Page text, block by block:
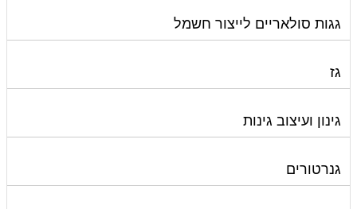
גגות סולאריים לייצור חשמל
גז
גינון ועיצוב גינות
גנרטורים